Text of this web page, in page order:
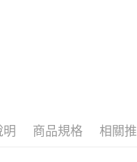
明 商品規格 相關